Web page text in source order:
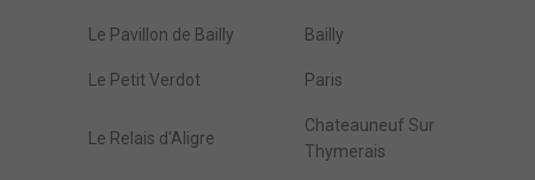
Le Pavillon de Bailly Bailly
Le Petit Verdot Paris
Le Relais d'Aligre
Chateauneuf Sur
Thymerais